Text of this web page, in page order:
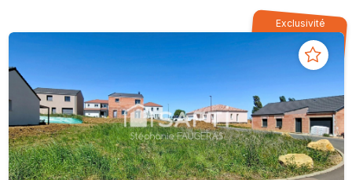
Exclusivité